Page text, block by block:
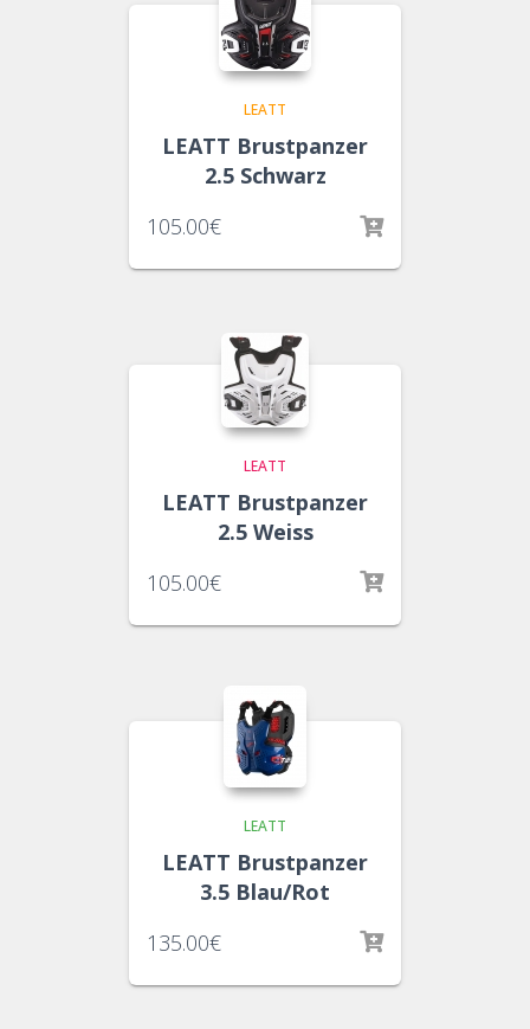
LEATT
LEATT Brustpanzer
2.5 Schwarz
105.00€
LEATT
LEATT Brustpanzer
2.5 Weiss
105.00€
LEATT
LEATT Brustpanzer
3.5 Blau/Rot
135.00€